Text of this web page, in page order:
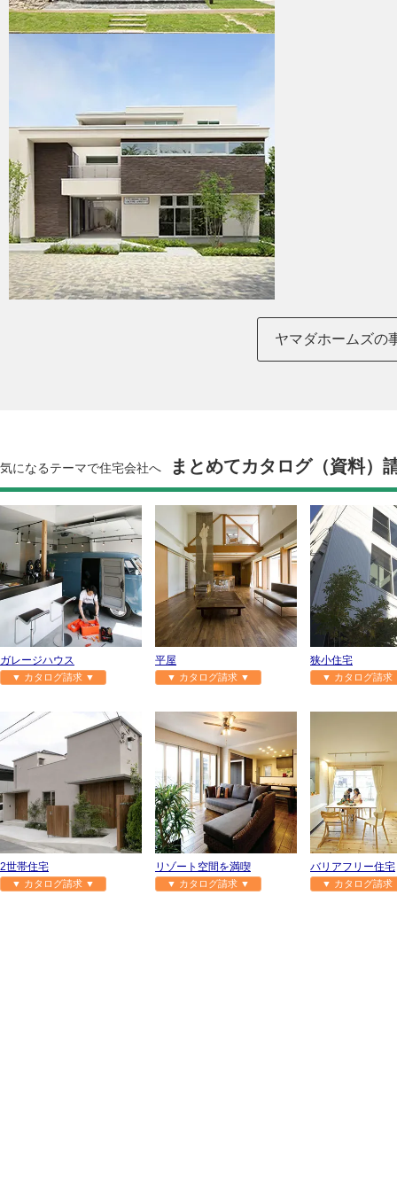
ヤマダホームズの
気になるテーマで住宅会社へ まとめてカタログ（資料）
ガレージハウス
▼ カタログ請求 ▼
平屋
▼ カタログ請求 ▼
狭小住宅
▼ カタログ請
2世帯住宅
▼ カタログ請求 ▼
リゾート空間を満喫
▼ カタログ請求 ▼
バリアフリー住宅
▼ カタログ請